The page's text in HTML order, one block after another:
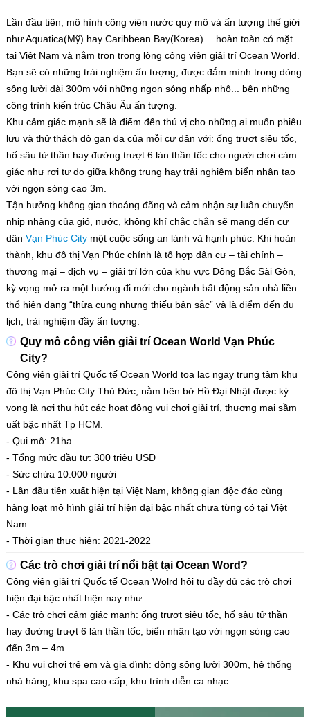
Lần đầu tiên, mô hình công viên nước quy mô và ấn tượng thế giới
như Aquatica(Mỹ) hay Caribbean Bay(Korea)… hoàn toàn có mặt
tại Việt Nam và nằm trọn trong lòng công viên giải trí Ocean World.
Bạn sẽ có những trải nghiệm ấn tượng, được đắm mình trong dòng
sông lười dài 300m với những ngọn sóng nhấp nhô... bên những
công trình kiến trúc Châu Âu ấn tượng.
Khu cảm giác mạnh sẽ là điểm đến thú vị cho những ai muốn phiêu
lưu và thử thách độ gan dạ của mỗi cư dân với: ống trượt siêu tốc,
hố sâu tử thần hay đường trượt 6 làn thần tốc cho người chơi cảm
giác như rơi tự do giữa không trung hay trải nghiệm biển nhân tạo
với ngọn sóng cao 3m.
Tận hưởng không gian thoáng đãng và cảm nhận sự luân chuyển
nhịp nhàng của gió, nước, không khí chắc chắn sẽ mang đến cư
dân Vạn Phúc Citymột cuộc sống an lành và hạnh phúc. Khi hoàn
thành, khu đô thị Vạn Phúc chính là tổ hợp dân cư – tài chính –
thương mại – dịch vụ – giải trí lớn của khu vực Đông Bắc Sài Gòn,
kỳ vọng mở ra một hướng đi mới cho ngành bất động sản nhà liền
thổ hiện đang “thừa cung nhưng thiếu bản sắc” và là điểm đến du
lịch, trải nghiệm đầy ấn tượng.
Quy mô công viên giải trí Ocean World Vạn Phúc
City?
Công viên giải trí Quốc tế Ocean World tọa lạc ngay trung tâm khu
đô thị Vạn Phúc City Thủ Đức, nằm bên bờ Hồ Đại Nhật được kỳ
vọng là nơi thu hút các hoạt động vui chơi giải trí, thương mại sầm
uất bậc nhất Tp HCM.
​​​​​​​- Qui mô: 21ha
- Tổng mức đầu tư: 300 triệu USD
- Sức chứa 10.000 người
- Lần đầu tiên xuất hiện tại Việt Nam, không gian độc đáo cùng
hàng loạt mô hình giải trí hiện đại bậc nhất chưa từng có tại Việt
Nam.
​​​​​​​- Thời gian thực hiện: 2021-2022
Các trò chơi giải trí nổi bật tại Ocean Word?
Công viên giải trí Quốc tế Ocean Wolrd hội tụ đầy đủ các trò chơi
hiện đại bậc nhất hiện nay như:
- Các trò chơi cảm giác mạnh: ống trượt siêu tốc, hố sâu tử thần
hay đường trượt 6 làn thần tốc, biển nhân tạo với ngọn sóng cao
đến 3m – 4m
​​​​​​​- Khu vui chơi trẻ em và gia đình: dòng sông lười 300m, hệ thống
nhà hàng, khu spa cao cấp, khu trình diễn ca nhạc…